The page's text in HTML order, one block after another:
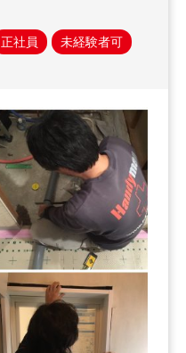
正社員 未経験者可